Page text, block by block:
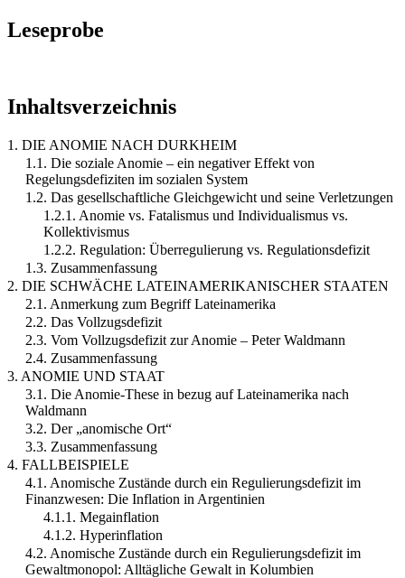
Leseprobe
Inhaltsverzeichnis
1. DIE ANOMIE NACH DURKHEIM
1.1. Die soziale Anomie – ein negativer Effekt von
Regelungsdefiziten im sozialen System
1.2. Das gesellschaftliche Gleichgewicht und seine Verletzungen
1.2.1. Anomie vs. Fatalismus und Individualismus vs.
Kollektivismus
1.2.2. Regulation: Überregulierung vs. Regulationsdefizit
1.3. Zusammenfassung
2. DIE SCHWÄCHE LATEINAMERIKANISCHER STAATEN
2.1. Anmerkung zum Begriff Lateinamerika
2.2. Das Vollzugsdefizit
2.3. Vom Vollzugsdefizit zur Anomie – Peter Waldmann
2.4. Zusammenfassung
3. ANOMIE UND STAAT
3.1. Die Anomie-These in bezug auf Lateinamerika nach
Waldmann
3.2. Der „anomische Ort“
3.3. Zusammenfassung
4. FALLBEISPIELE
4.1. Anomische Zustände durch ein Regulierungsdefizit im
Finanzwesen: Die Inflation in Argentinien
4.1.1. Megainflation
4.1.2. Hyperinflation
4.2. Anomische Zustände durch ein Regulierungsdefizit im
Gewaltmonopol: Alltägliche Gewalt in Kolumbien